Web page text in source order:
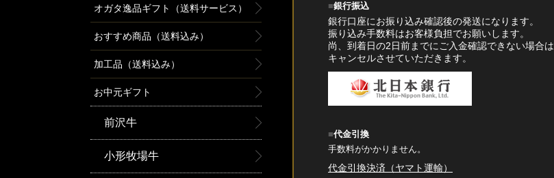
銀行振込
銀行口座にお振り込み確認後の発送になります。
振り込み手数料はお客様負担でお願いします。
尚、到着日の2日前までにご入金確認できない場合は
キャンセルさせていただきます。
代金引換
手数料がかかりません。
代金引換決済（ヤマト運輸）
オガタ逸品ギフト（送料サービス）
おすすめ商品（送料込み）
加工品（送料込み）
お中元ギフト
前沢牛
小形牧場牛